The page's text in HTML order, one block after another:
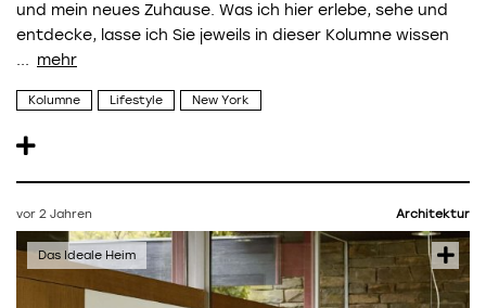
und mein neues Zuhause. Was ich hier erlebe, sehe und
entdecke, lasse ich Sie jeweils in dieser Kolumne wissen
...
Kolumne Lifestyle New York
vor 2 Jahren Architektur